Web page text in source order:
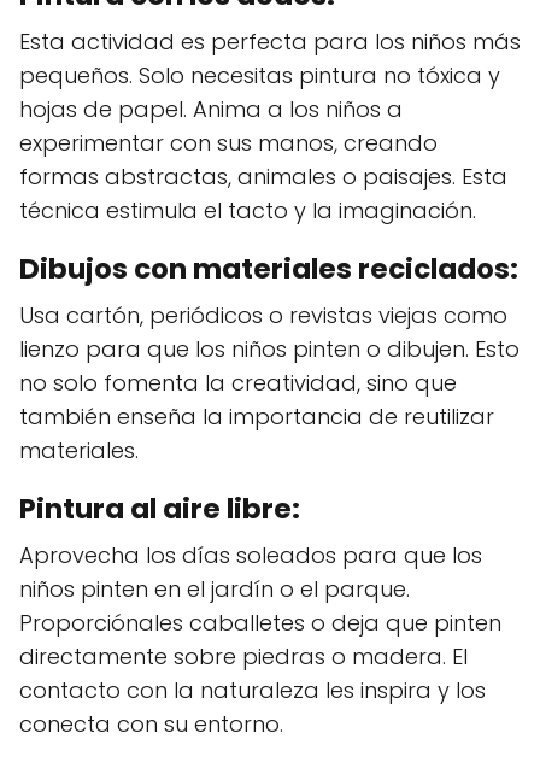
Esta actividad es perfecta para los niños más
pequeños. Solo necesitas pintura no tóxica y
hojas de papel. Anima a los niños a
experimentar con sus manos, creando
formas abstractas, animales o paisajes. Esta
técnica estimula el tacto y la imaginación.
Dibujos con materiales reciclados:
Usa cartón, periódicos o revistas viejas como
lienzo para que los niños pinten o dibujen. Esto
no solo fomenta la creatividad, sino que
también enseña la importancia de reutilizar
materiales.
Pintura al aire libre:
Aprovecha los días soleados para que los
niños pinten en el jardín o el parque.
Proporciónales caballetes o deja que pinten
directamente sobre piedras o madera. El
contacto con la naturaleza les inspira y los
conecta con su entorno.